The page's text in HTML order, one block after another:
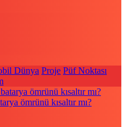
Dünya Proje Püf Noktası
ömrünü kısaltır mı?